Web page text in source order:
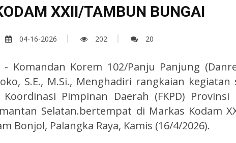
XXII/TAMBUN BUNGAI
04-16-2026 202 20
- Komandan Korem 102/Panju Panjung
S.E., M.Si., Menghadiri rangkaian
Pimpinan Daerah (FKPD) Provinsi
Selatan.bertempat di Markas Kodam
Bonjol, Palangka Raya, Kamis (16/4/2026).